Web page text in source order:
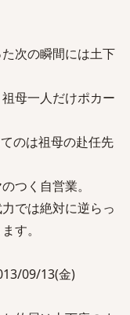
次の瞬間には土下
母一人だけポカー
のは祖母の赴任先
つく自営業。
では絶対に逆らっ
す。
09/13(金)